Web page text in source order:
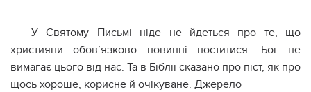
У Святому Письмі ніде не йдеться про те, що
християни обов’язково повинні поститися. Бог не
вимагає цього від нас. Та в Біблії сказано про піст, як про
щось хороше, корисне й очікуване. Джерело